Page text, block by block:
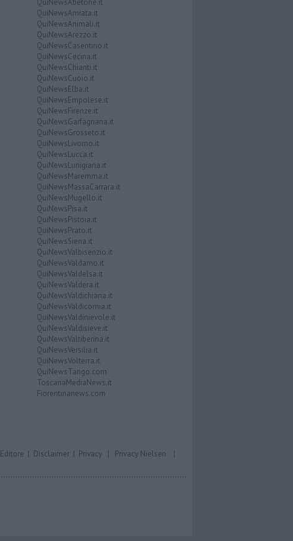
QuiNewsAmiata.it
QuiNewsAnimali.it
QuiNewsArezzo.it
QuiNewsCasentino.it
QuiNewsCecina.it
QuiNewsChianti.it
QuiNewsCuoio.it
QuiNewsElba.it
QuiNewsEmpolese.it
QuiNewsFirenze.it
QuiNewsGarfagnana.it
QuiNewsGrosseto.it
QuiNewsLivorno.it
QuiNewsLucca.it
QuiNewsLunigiana.it
QuiNewsMaremma.it
QuiNewsMassaCarrara.it
QuiNewsMugello.it
QuiNewsPisa.it
QuiNewsPistoia.it
QuiNewsPrato.it
QuiNewsSiena.it
QuiNewsValbisenzio.it
QuiNewsValdarno.it
QuiNewsValdelsa.it
QuiNewsValdera.it
QuiNewsValdichiana.it
QuiNewsValdicornia.it
QuiNewsValdinievole.it
QuiNewsValdisieve.it
QuiNewsValtiberina.it
QuiNewsVersilia.it
QuiNewsVolterra.it
QuiNewsTango.com
ToscanaMediaNews.it
Fiorentinanews.com
Editore | Disclaimer | Privacy | Privacy Nielsen |